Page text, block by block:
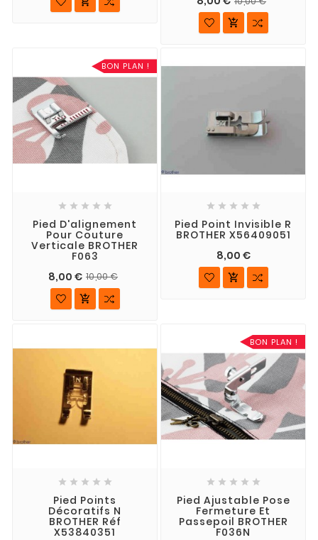

BON PLAN !
    
Pied D'alignement
Pour Couture
Verticale BROTHER
F063
8,00 € 10,00 €

    
Pied Point Invisible R
BROTHER X56409051
8,00 €

    
Pied Points
Décoratifs N
BROTHER Réf
X53840351
BON PLAN !
    
Pied Ajustable Pose
Fermeture Et
Passepoil BROTHER
F036N